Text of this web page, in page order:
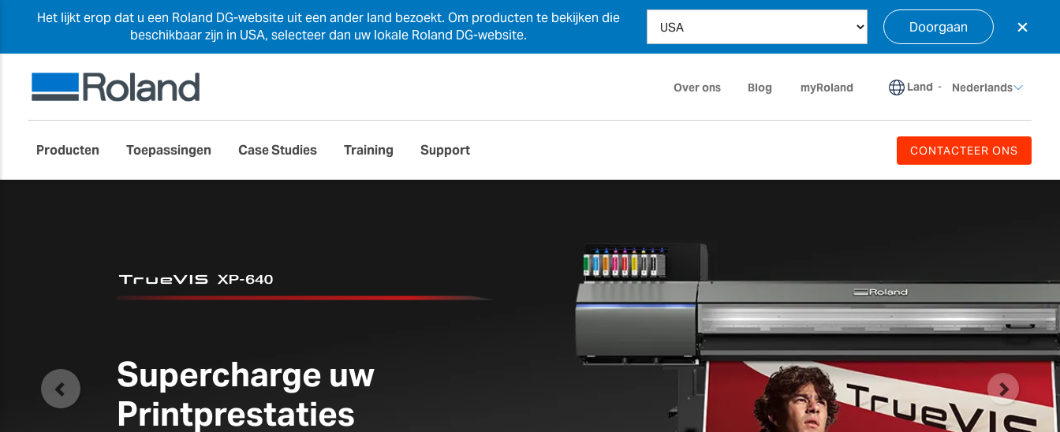
Het lijkt erop dat u een Roland DG-website uit een ander land bezoekt. Om producten te bekijken die
beschikbaar zijn in USA, selecteer dan uw lokale Roland DG-website.
Doorgaan ×
Over ons Blog myRoland Land - Nederlands
Producten Toepassingen Case Studies Training Support CONTACTEER ONS
Vorige
DE NIEUWE
EU2
Grootformaat vlakbed UV-printer
Direct-to-board